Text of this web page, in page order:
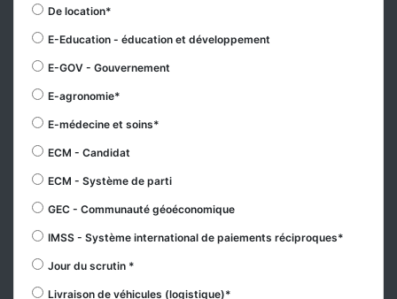
De location*
E-Education - éducation et développement
E-GOV - Gouvernement
E-agronomie*
E-médecine et soins*
ECM - Candidat
ECM - Système de parti
GEC - Communauté géoéconomique
IMSS - Système international de paiements réciproques*
Jour du scrutin *
Livraison de véhicules (logistique)*